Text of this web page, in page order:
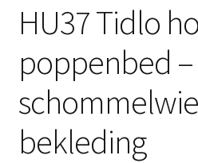
HU37 Tidlo
poppenbed
bekleding